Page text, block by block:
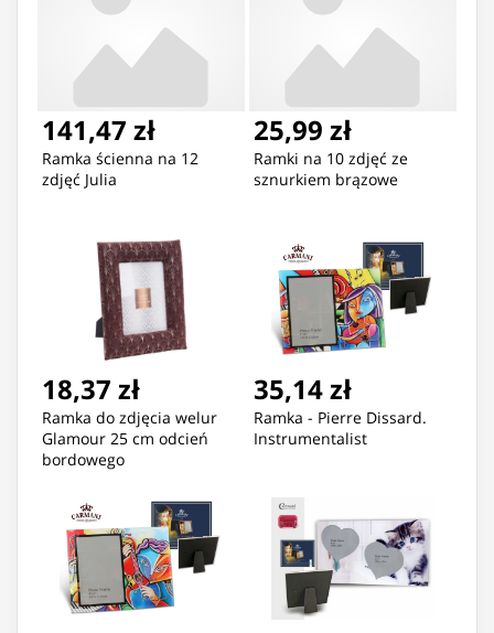
141,47 zł
Ramka ścienna na 12
zdjęć Julia
25,99 zł
Ramki na 10 zdjęć ze
sznurkiem brązowe
18,37 zł
Ramka do zdjęcia welur
Glamour 25 cm odcień
bordowego
35,14 zł
Ramka - Pierre Dissard.
Instrumentalist